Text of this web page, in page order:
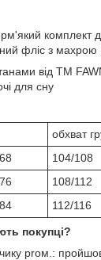
комплект
фліс з
від ТM
для сну
обхват
104/108
108/112
112/116
покупці?
proм.: